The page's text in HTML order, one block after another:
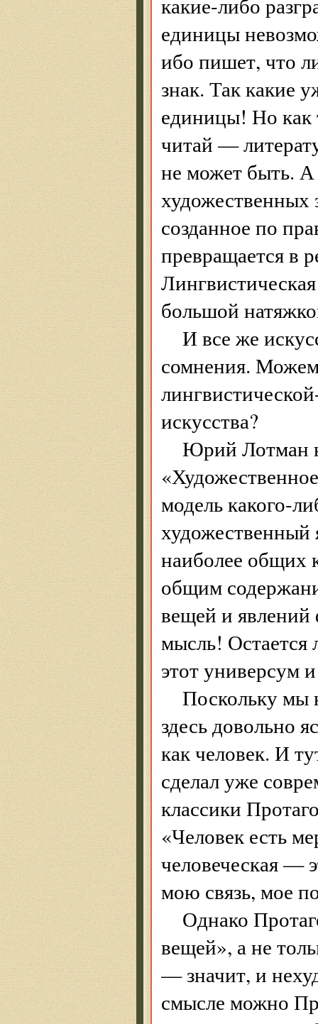
единицы
ибо пишет, что
знак. Так какие
единицы! Но как
читай —
не может быть. А
художественных
созданное по
превращается в
большой
И все же
сомнения.
искусства?
Юрий Лотман
модель какого-
художественный
наиболее общих
общим
вещей и явлений
мысль! Остается
этот универсум
Поскольку мы
здесь довольно
как человек. И
сделал уже
классики
«Человек есть
человеческая —
мою связь, мое
Однако
вещей», а не
— значит, и
смысле можно